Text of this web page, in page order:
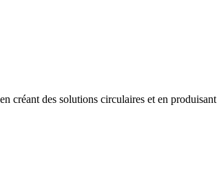
créant des solutions circulaires et en